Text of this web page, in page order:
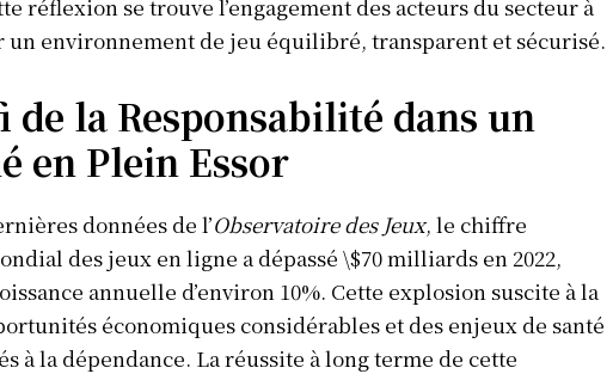
réflexion se trouve l’engagement des acteurs du secteur à
environnement de jeu équilibré, transparent et sécurisé.
de la Responsabilité dans un
en Plein Essor
données de l’Observatoire des Jeux, le chiffre
des jeux en ligne a dépassé\$70 milliardsen 2022,
annuelle d’environ 10%. Cette explosion suscite à la
économiques considérables et des enjeux de santé
à la dépendance. La réussite à long terme de cette